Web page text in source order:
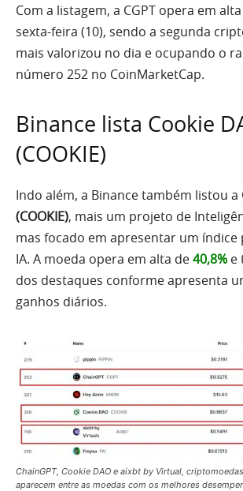
Com a listagem, a CGPT opera em
sexta-feira (10), sendo a segunda
mais valorizou no dia e ocupando o
número 252 no CoinMarketCap.
Binance lista Cookie
(COOKIE)
Indo além, a Binance também listou a
(COOKIE), mais um projeto de
mas focado em apresentar um índice
IA. A moeda opera em alta de40,8% e
dos destaques conforme apresenta
ganhos diários.
ChainGPT, Cookie DAO e aixbt by Virtual,
aparecem entre as moedas com os melhores